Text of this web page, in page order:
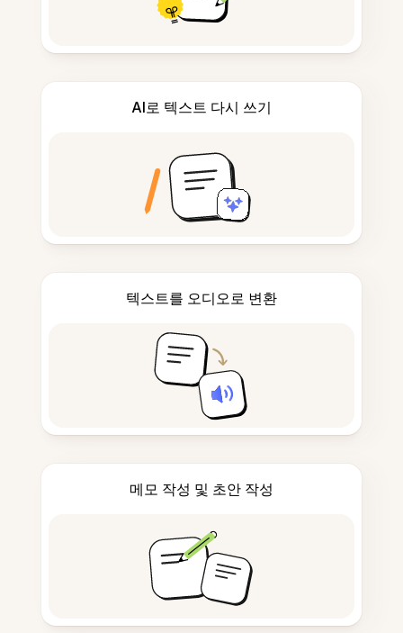
AI로 텍스트 다시 쓰기
텍스트를 오디오로 변환
메모 작성 및 초안 작성